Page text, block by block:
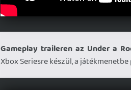
Gameplay traileren az Under a
Xbox Seriesre készül, a